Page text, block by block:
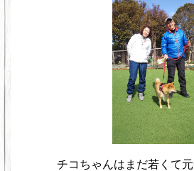
チコちゃんはまだ若くて元